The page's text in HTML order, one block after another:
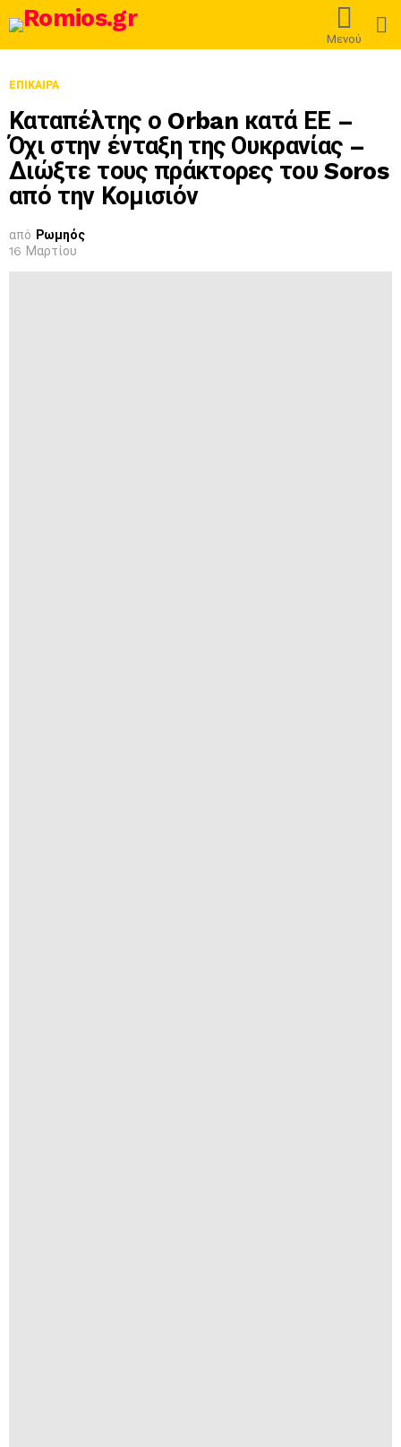
Μενού
ΕΠΊΚΑΙΡΑ
Καταπέλτης ο Orban κατά ΕΕ –
Όχι στην ένταξη της Ουκρανίας –
Διώξτε τους πράκτορες του Soros
από την Κομισιόν
από Ρωμηός
16 Μαρτίου